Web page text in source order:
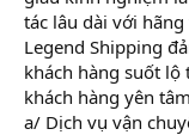
tác lâu dài với
Legend Shipping
khách hàng suốt
khách hàng yên
a/ Dịch vụ vận